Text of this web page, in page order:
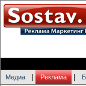
Медиа Реклама